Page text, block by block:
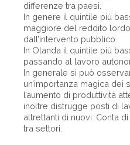
differenze tra paesi.
In genere il quintile più
maggiore del reddito
dall’intervento pubblico.
In Olanda il quintile più
passando al lavoro
In generale si può
un’importanza magica dei
l’aumento di produttività
inoltre distrugge posti di
altrettanti di nuovi. Conta
tra settori.